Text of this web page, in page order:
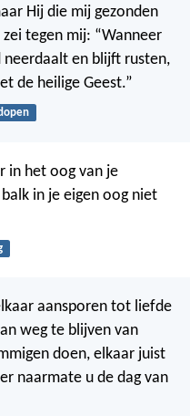
Hij die mij gezonden
tegen mij: “Wanneer
neerdaalt en blijft rusten,
de heilige Geest.”
in het oog van je
in je eigen oog niet
aansporen tot liefde
weg te blijven van
doen, elkaar juist
naarmate u de dag van